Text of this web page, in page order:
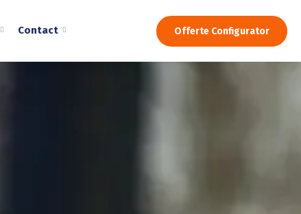
Contact Offerte Configurator